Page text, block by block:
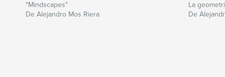
"Mindscapes"
De Alejandro Mos Riera
La
De